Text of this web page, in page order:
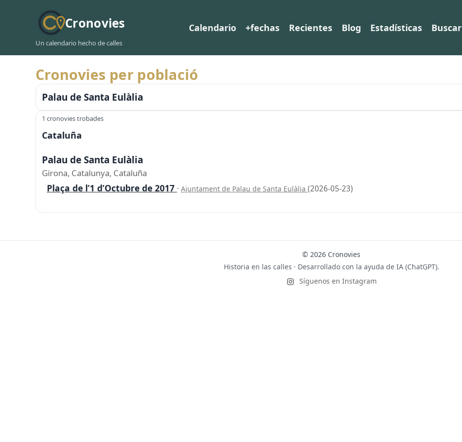
Cronovies
Un calendario hecho de calles
Calendario +fechas Recientes Blog Estadísticas Buscar
Cronovies per població
Palau de Santa Eulàlia
1 cronovies trobades
Cataluña
Palau de Santa Eulàlia
Girona, Catalunya, Cataluña
Plaça de l’1 d’Octubre de 2017 · Ajuntament de Palau de Santa Eulàlia (2026-05-23)
© 2026 Cronovies
Historia en las calles · Desarrollado con la ayuda de IA (ChatGPT).
Síguenos en Instagram